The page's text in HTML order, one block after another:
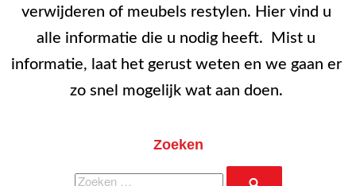
verwijderen of meubels restylen. Hier vind u
alle informatie die u nodig heeft. Mist u
informatie, laat het gerust weten en we gaan er
zo snel mogelijk wat aan doen.
Zoeken
Zoeken